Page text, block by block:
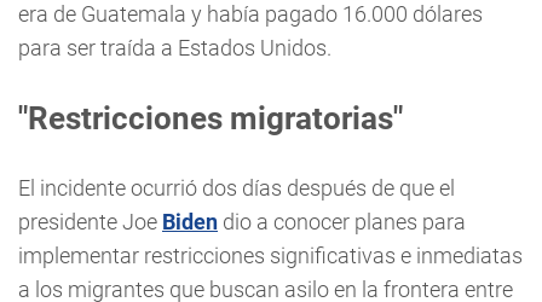
era de Guatemala y había pagado 16.000 dólares
para ser traída a Estados Unidos.
"Restricciones migratorias"
El incidente ocurrió dos días después de que el
presidente Joe Biden dio a conocer planes para
implementar restricciones significativas e inmediatas
a los migrantes que buscan asilo en la frontera entre